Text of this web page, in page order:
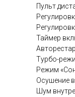
Пульт
Таймер
Турбо-
Режим
Осушение
Шум